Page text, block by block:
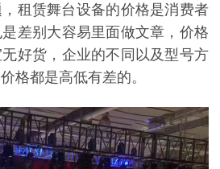
租赁舞台设备的价格是消费者
差别大容易里面做文章，价格
好货，企业的不同以及型号方
格都是高低有差的。